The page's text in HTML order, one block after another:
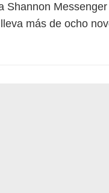
Shannon
más de ocho